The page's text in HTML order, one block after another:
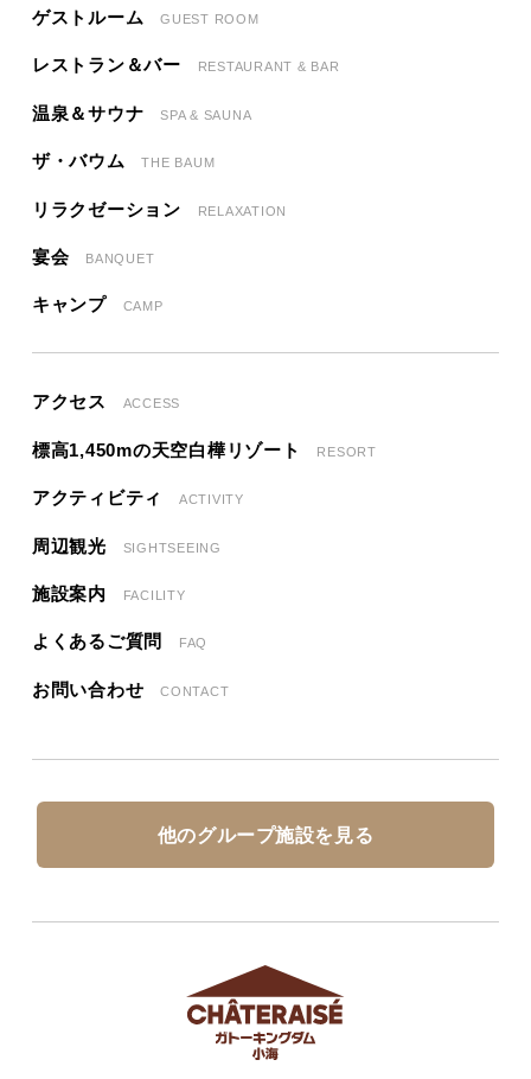
ゲストルーム GUEST ROOM
レストラン＆バー RESTAURANT & BAR
温泉＆サウナ SPA & SAUNA
ザ・バウム THE BAUM
リラクゼーション RELAXATION
宴会 BANQUET
キャンプ CAMP
アクセス ACCESS
標高1,450mの天空白樺リゾート RESORT
アクティビティ ACTIVITY
周辺観光 SIGHTSEEING
施設案内 FACILITY
よくあるご質問 FAQ
お問い合わせ CONTACT
他のグループ施設を見る